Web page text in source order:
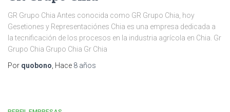
GR Grupo Chia Antes conocida como GR Grupo Chia, hoy
Gesetiones y Representaciónes Chia es una empresa dedicada a
la tecnificación de los procesos en la industria agrícola en Chia. Gr
Grupo Chia Grupo Chia Gr Chia
Por quobono , Hace 8 años